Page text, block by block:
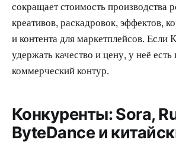
сокращает стоимость производства
креативов, раскадровок, эффектов,
и контента для маркетплейсов.
удержать качество и цену, у неё
коммерческий контур.
Конкуренты: Sora,
ByteDance и